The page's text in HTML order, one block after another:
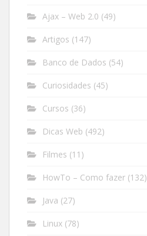
Ajax – Web 2.0 (49)
Artigos (147)
Banco de Dados (54)
Curiosidades (45)
Cursos (36)
Dicas Web (492)
Filmes (11)
HowTo – Como fazer (132)
Java (27)
Linux (78)